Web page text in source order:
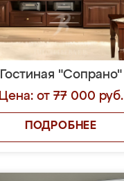
Гостиная "Сопрано"
Цена: от 77 000 руб.
ПОДРОБНЕЕ